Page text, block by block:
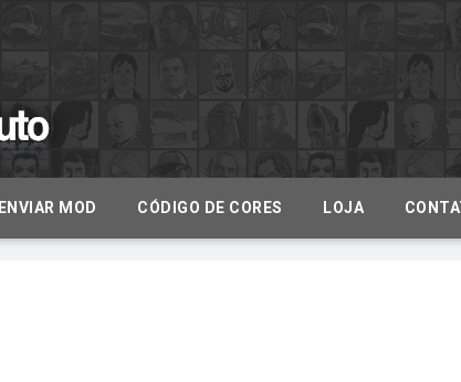
ENVIAR MOD CÓDIGO DE CORES LOJA